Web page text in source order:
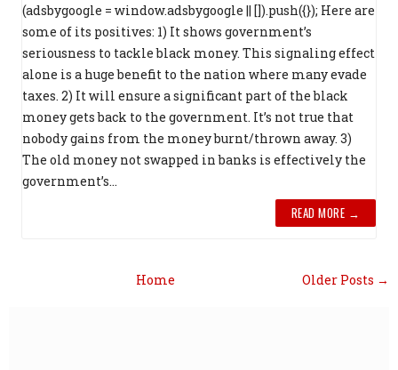
(adsbygoogle = window.adsbygoogle || []).push({}); Here are
some of its positives: 1) It shows government’s
seriousness to tackle black money. This signaling effect
alone is a huge benefit to the nation where many evade
taxes. 2) It will ensure a significant part of the black
money gets back to the government. It’s not true that
nobody gains from the money burnt/thrown away. 3)
The old money not swapped in banks is effectively the
government’s...
READ MORE →
Older Posts →
Home